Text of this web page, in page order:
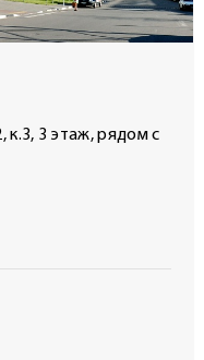
к.3, 3 этаж, рядом с